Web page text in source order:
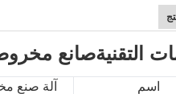
التقنيةصانع مخروط
اسم آلة صنع